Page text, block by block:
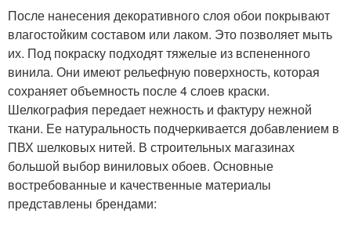
После нанесения декоративного слоя обои покрывают
влагостойким составом или лаком. Это позволяет мыть
их. Под покраску подходят тяжелые из вспененного
винила. Они имеют рельефную поверхность, которая
сохраняет объемность после 4 слоев краски.
Шелкография передает нежность и фактуру нежной
ткани. Ее натуральность подчеркивается добавлением в
ПВХ шелковых нитей. В строительных магазинах
большой выбор виниловых обоев. Основные
востребованные и качественные материалы
представлены брендами: